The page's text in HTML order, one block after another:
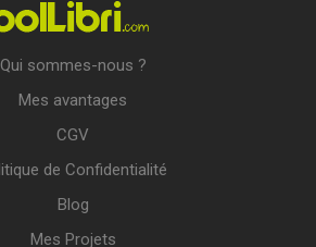
Qui sommes-nous ?
Mes avantages
CGV
de Confidentialité
Blog
Mes Projets